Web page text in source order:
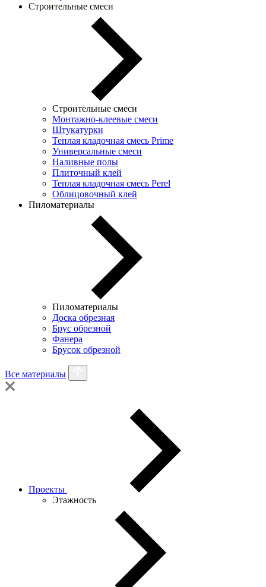
Строительные смеси
Строительные смеси
Монтажно-клеевые смеси
Штукатурки
Теплая кладочная смесь Prime
Универсальные смеси
Наливные полы
Плиточный клей
Теплая кладочная смесь Perel
Облицовочный клей
Пиломатериалы
Пиломатериалы
Доска обрезная
Брус обрезной
Фанера
Брусок обрезной
Все материалы
Проекты
Этажность